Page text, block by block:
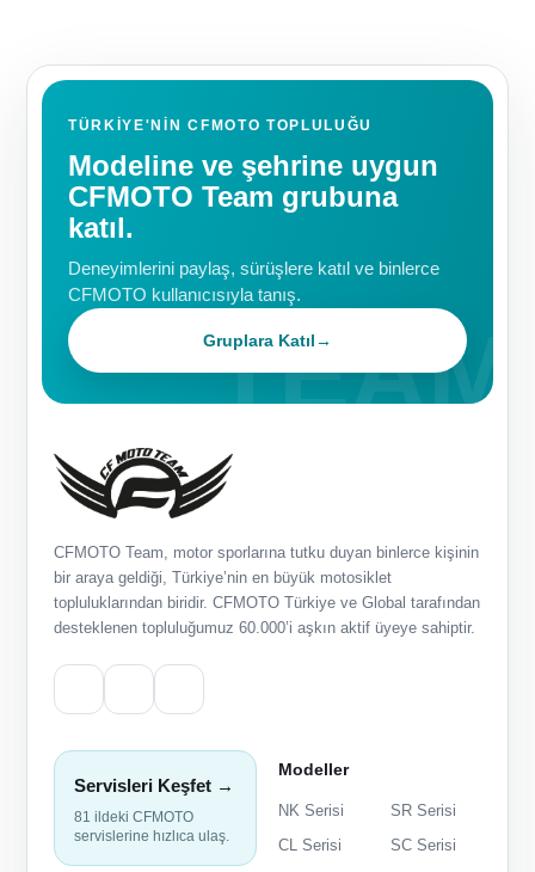
TÜRKIYE'NIN CFMOTO TOPLULUĞU
Modeline ve şehrine uygun
CFMOTO Team grubuna
katıl.
Deneyimlerini paylaş, sürüşlere katıl ve binlerce
CFMOTO kullanıcısıyla tanış.
Gruplara Katıl→
CFMOTO Team, motor sporlarına tutku duyan binlerce kişinin
bir araya geldiği, Türkiye’nin en büyük motosiklet
topluluklarından biridir. CFMOTO Türkiye ve Global tarafından
desteklenen topluluğumuz 60.000’i aşkın aktif üyeye sahiptir.
Servisleri Keşfet →
81 ildeki CFMOTO
servislerine hızlıca ulaş.
Modeller
NK Serisi
SR Serisi
CL Serisi
SC Serisi